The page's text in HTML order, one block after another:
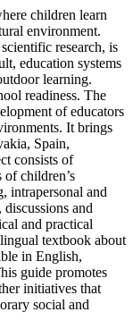
children learn
environment.
research, is
education systems
learning.
readiness. The
of educators
It brings
Spain,
consists of
of children’s
intrapersonal and
and
and practical
textbook about
in English,
guide promotes
initiatives that
social and